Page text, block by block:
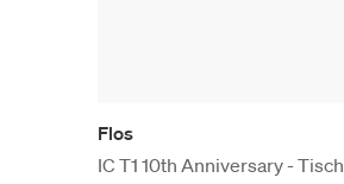
Flos
IC T1 10th Anniversary -